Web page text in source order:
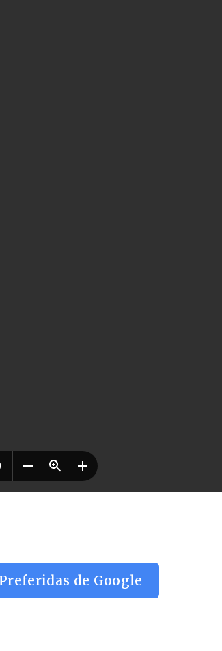
de Google